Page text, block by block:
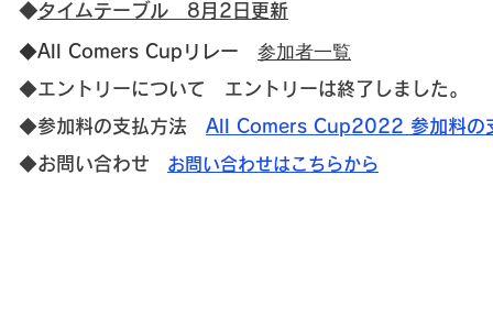
◆タイムテーブル 8月2日更新
◆All Comers Cupリレー 参加者一覧
◆エントリーについて
エントリーは終了しました。
◆参加料の支払方法
All Comers Cup2022 参加料の
◆お問い合わせ
お問い合わせはこちらから